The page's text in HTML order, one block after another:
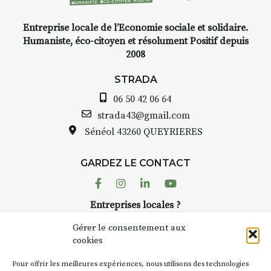
Gérer le consentement aux
cookies
Pour offrir les meilleures expériences, nous utilisons des technologies
INTERVIEW
avez ouvert une galerie à
Bernard TURLE Le Fumoir
pas une galerie permanente.
AuzonToujours
dans le village
caves, les granges d’Auzon. Le
Fumoir est l’un de ces espaces
temporaires d’accueil de la
d’autres activités culturelles
Entreprise locale de l’Economie sociale et solidaire.
Humaniste, éco-citoyen et résolument Positif depuis
2008
STRADA
06 50 42 06 64
strada43@gmail.com
Sénéol 43260 QUEYRIERES
GARDEZ LE CONTACT
FacebookInstagram
LinkedinYoutube
Entreprises locales ?